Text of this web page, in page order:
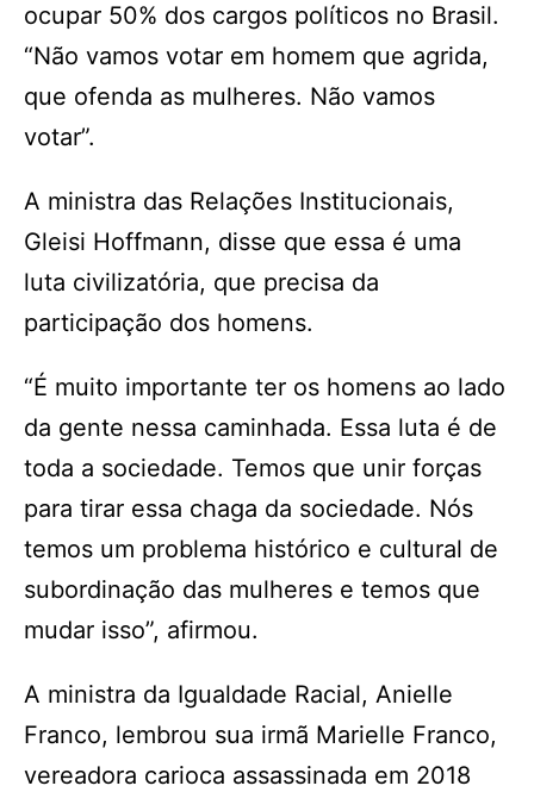
ocupar 50% dos cargos políticos no Brasil.
“Não vamos votar em homem que agrida,
que ofenda as mulheres. Não vamos
votar”.
A ministra das Relações Institucionais,
Gleisi Hoffmann, disse que essa é uma
luta civilizatória, que precisa da
participação dos homens.
“É muito importante ter os homens ao lado
da gente nessa caminhada. Essa luta é de
toda a sociedade. Temos que unir forças
para tirar essa chaga da sociedade. Nós
temos um problema histórico e cultural de
subordinação das mulheres e temos que
mudar isso”, afirmou.
A ministra da Igualdade Racial, Anielle
Franco, lembrou sua irmã Marielle Franco,
vereadora carioca assassinada em 2018